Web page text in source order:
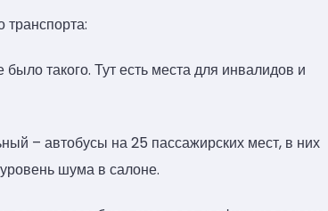
такого. Тут есть места для инвалидов и
– автобусы на 25 пассажирских мест, в них
шума в салоне.